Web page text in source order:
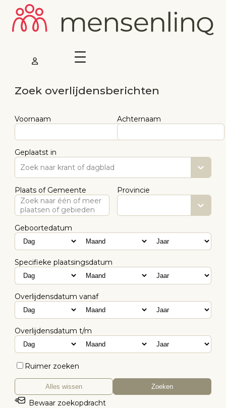
Zoek overlijdensberichten
Voornaam Achternaam
Geplaatst in
Zoek naar krant of dagblad
Plaats of Gemeente
Zoek naar één of meer
plaatsen of gebieden
Provincie
Geboortedatum
Specifieke plaatsingsdatum
Overlijdensdatum vanaf
Overlijdensdatum t/m
Ruimer zoeken
Alles wissen Zoeken
Bewaar zoekopdracht